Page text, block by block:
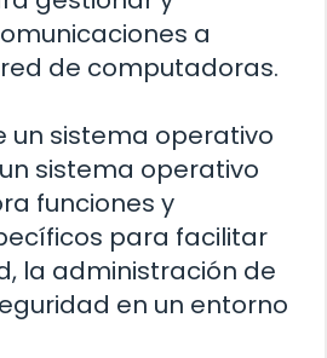
a
de computadoras.
un sistema operativo
sistema operativo
funciones y
para facilitar
la administración de
en un entorno